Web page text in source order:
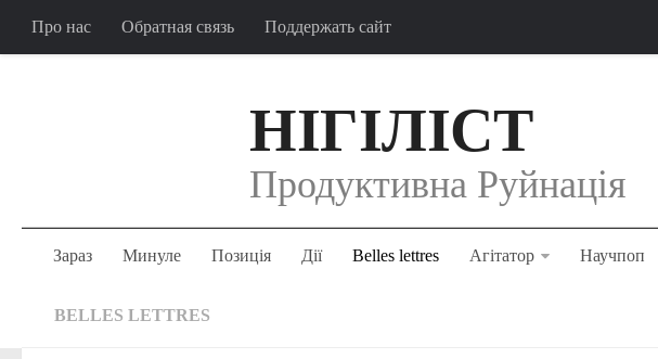
Про нас Обратная связь Поддержать сайт
НІГІЛІСТ
Продуктивна Руйнація
Зараз Минуле Позиція Дії Belles lettres Агітатор Научпоп
BELLES LETTRES